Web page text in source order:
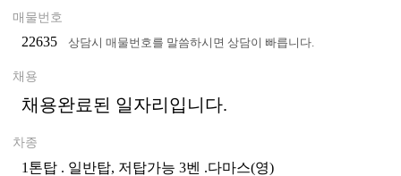
매물번호
22635 상담시 매물번호를 말씀하시면 상담이 빠릅니다.
채용
채용완료된 일자리입니다.
차종
1톤탑 . 일반탑, 저탑가능 3벤 .다마스(영)